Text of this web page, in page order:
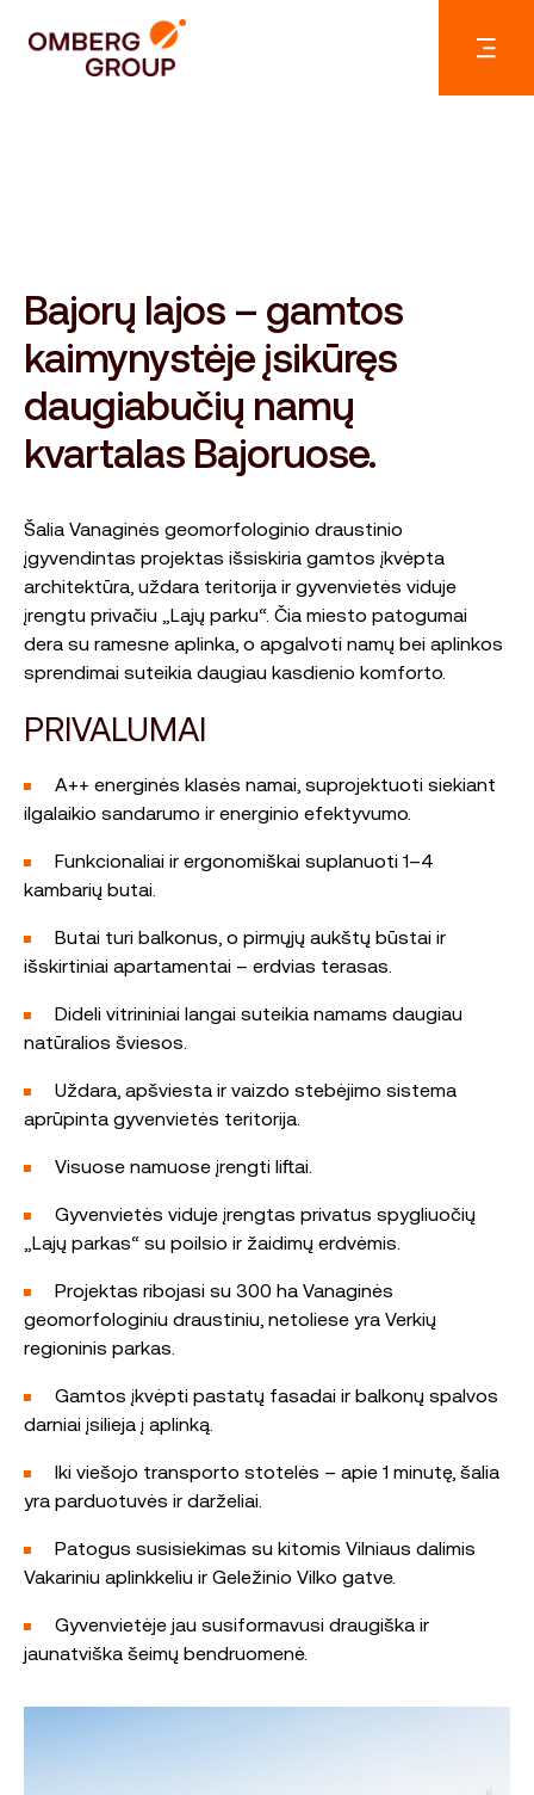
Bajorų lajos – gamtos
kaimynystėje įsikūręs
daugiabučių namų
kvartalas Bajoruose.
Šalia Vanaginės geomorfologinio draustinio
įgyvendintas projektas išsiskiria gamtos įkvėpta
architektūra, uždara teritorija ir gyvenvietės viduje
įrengtu privačiu „Lajų parku“. Čia miesto patogumai
dera su ramesne aplinka, o apgalvoti namų bei aplinkos
sprendimai suteikia daugiau kasdienio komforto.
PRIVALUMAI
A++ energinės klasės namai, suprojektuoti siekiant
ilgalaikio sandarumo ir energinio efektyvumo.
Funkcionaliai ir ergonomiškai suplanuoti 1–4
kambarių butai.
Butai turi balkonus, o pirmųjų aukštų būstai ir
išskirtiniai apartamentai – erdvias terasas.
Dideli vitrininiai langai suteikia namams daugiau
natūralios šviesos.
Uždara, apšviesta ir vaizdo stebėjimo sistema
aprūpinta gyvenvietės teritorija.
Visuose namuose įrengti liftai.
Gyvenvietės viduje įrengtas privatus spygliuočių
„Lajų parkas“ su poilsio ir žaidimų erdvėmis.
Projektas ribojasi su 300 ha Vanaginės
geomorfologiniu draustiniu, netoliese yra Verkių
regioninis parkas.
Gamtos įkvėpti pastatų fasadai ir balkonų spalvos
darniai įsilieja į aplinką.
Iki viešojo transporto stotelės – apie 1 minutę, šalia
yra parduotuvės ir darželiai.
Patogus susisiekimas su kitomis Vilniaus dalimis
Vakariniu aplinkkeliu ir Geležinio Vilko gatve.
Gyvenvietėje jau susiformavusi draugiška ir
jaunatviška šeimų bendruomenė.